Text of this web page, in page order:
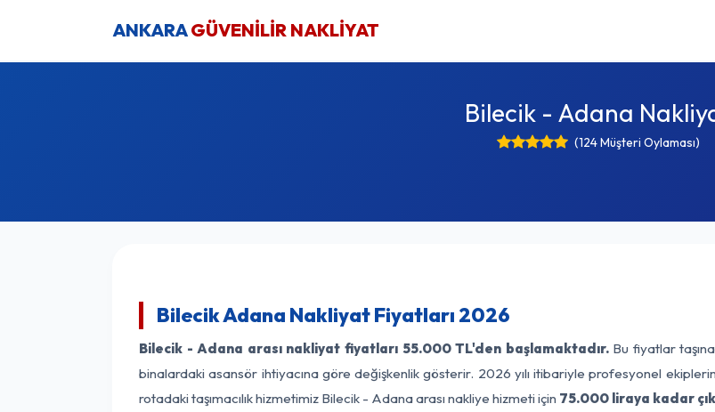
ANKARAGÜVENİLİR NAKLİYAT
Bilecik - Adana
(124 Müşteri Oylaması)
Bilecik Adana Nakliyat Fiyatları 2026
Bilecik - Adana arası nakliyat fiyatları 55.000 TL'den başlamaktadır.Bu fiyatlar
binalardaki asansör ihtiyacına göre değişkenlik gösterir. 2026 yılı itibariyle profesyonel
rotadaki taşımacılık hizmetimiz Bilecik - Adana arası nakliye hizmeti için 75.000 liraya kadar